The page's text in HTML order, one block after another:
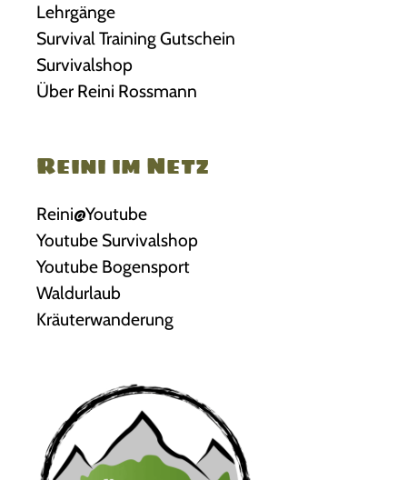
Lehrgänge
Survival Training Gutschein
Survivalshop
Über Reini Rossmann
Reini im Netz
Reini@Youtube
Youtube Survivalshop
Youtube Bogensport
Waldurlaub
Kräuterwanderung